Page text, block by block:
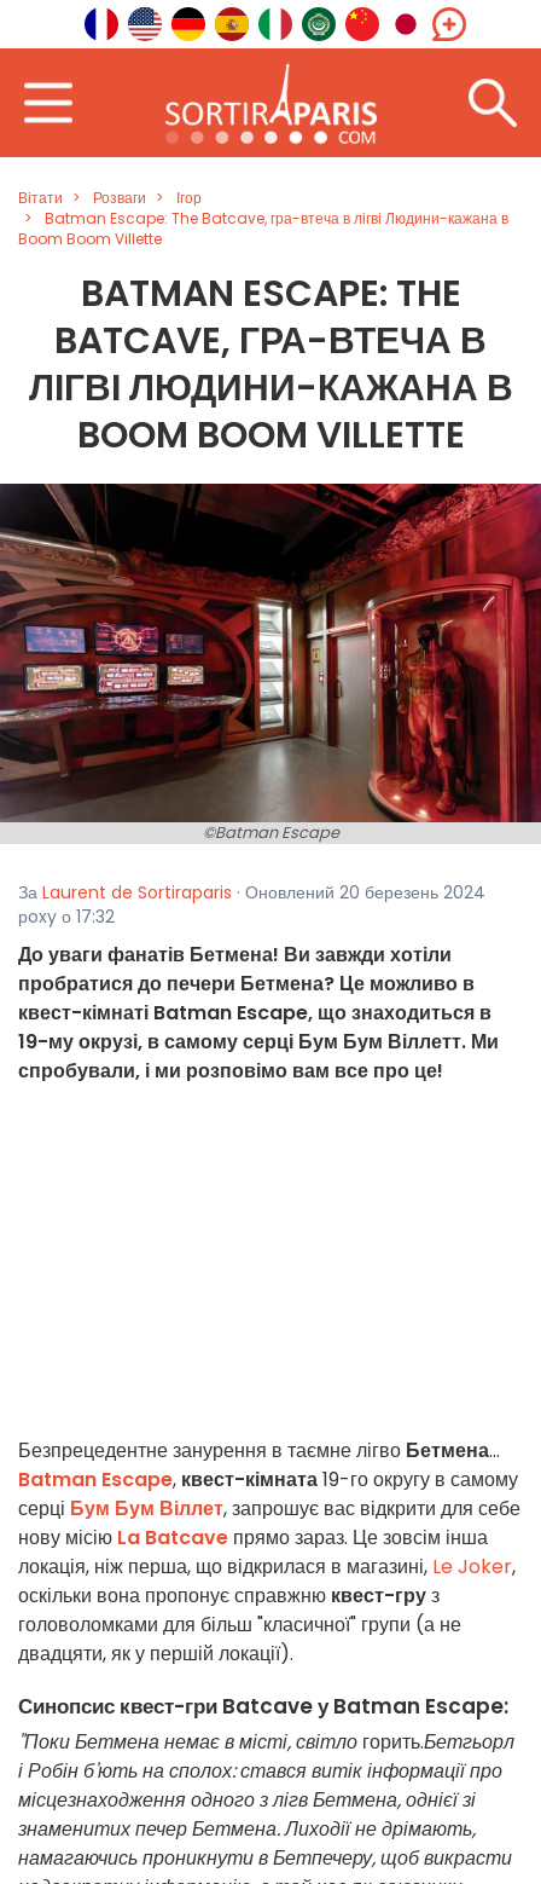
Вітати Розваги
Ігор
Batman Escape: The Batcave, гра-втеча в лігві Людини-кажана в
Boom Boom Villette
BATMAN ESCAPE: THE
BATCAVE, ГРА-ВТЕЧА В
ЛІГВІ ЛЮДИНИ-КАЖАНА В
BOOM BOOM VILLETTE
©Batman Escape
За Laurent de Sortiraparis · Оновлений 20 березень 2024
рoxy о 17:32
До уваги фанатів Бетмена! Ви завжди хотіли
пробратися до печери Бетмена? Це можливо в
квест-кімнаті Batman Escape, що знаходиться в
19-му окрузі, в самому серці Бум Бум Віллетт. Ми
спробували, і ми розповімо вам все про це!
Безпрецедентне занурення в таємне лігво Бетмена...
Batman Escape, квест-кімната19-го округу в самому
серці Бум Бум Віллет, запрошує вас відкрити для себе
нову місію La Batcave прямо зараз. Це зовсім інша
локація, ніж перша, що відкрилася в магазині, Le Joker,
оскільки вона пропонує справжню квест-груз
головоломками для більш "класичної" групи (а не
двадцяти, як у першій локації).
Синопсис квест-гри Batcave у Batman Escape:
"Поки Бетмена немає в місті, світло горить.Бетгьорл
і Робін б'ють на сполох: стався витік інформації про
місцезнаходження одного з лігв Бетмена, однієї зі
знаменитих печер Бетмена. Лиходії не дрімають,
намагаючись проникнути в Бетпечеру, щоб викрасти